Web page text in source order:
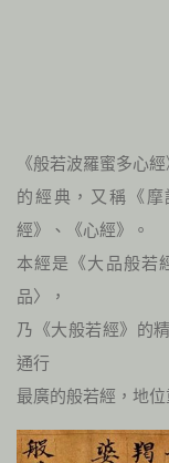
《般若波羅蜜多心
的經典，又稱《
經》、《心經》。
本經是《大品般若
品〉，
乃《大般若經》的
通行
最廣的般若經，地